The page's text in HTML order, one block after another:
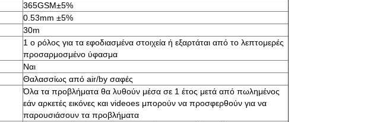
365GSM±5%
0.53mm ±5%
30m
1 ο ρόλος για τα εφοδιασμένα στοιχεία ή εξαρτάται από το λεπτομερές
προσαρμοσμένο ύφασμα
Ναι
Θαλασσίως από air/by σαφές
Όλα τα προβλήματα θα λυθούν μέσα σε 1 έτος μετά από πωλημένος
εάν αρκετές εικόνες και videoes μπορούν να προσφερθούν για να
παρουσιάσουν τα προβλήματα